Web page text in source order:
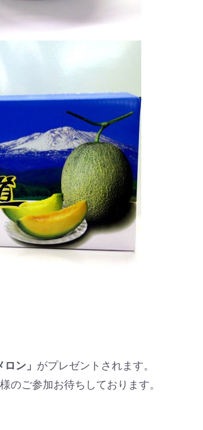
ン」 がプレゼントされます。
のご参加お待ちしております。